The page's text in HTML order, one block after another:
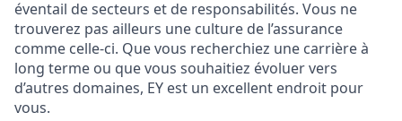
éventail de secteurs et de responsabilités. Vous ne
trouverez pas ailleurs une culture de l’assurance
comme celle-ci. Que vous recherchiez une carrière à
long terme ou que vous souhaitiez évoluer vers
d’autres domaines, EY est un excellent endroit pour
vous.